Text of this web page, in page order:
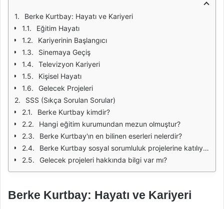
Berke Kurtbay: Hayatı ve Kariyeri
Eğitim Hayatı
Kariyerinin Başlangıcı
Sinemaya Geçiş
Televizyon Kariyeri
Kişisel Hayatı
Gelecek Projeleri
SSS (Sıkça Sorulan Sorular)
Berke Kurtbay kimdir?
Hangi eğitim kurumundan mezun olmuştur?
Berke Kurtbay'ın en bilinen eserleri nelerdir?
Berke Kurtbay sosyal sorumluluk projelerine katılıyor mu?
Gelecek projeleri hakkında bilgi var mı?
Berke Kurtbay: Hayatı ve Kariyeri